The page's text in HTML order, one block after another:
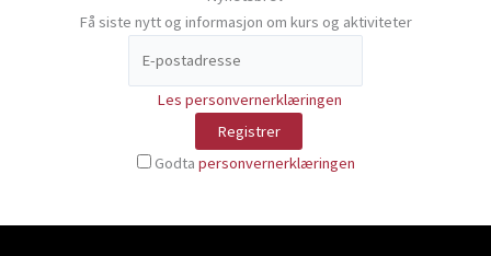
Få siste nytt og informasjon om kurs og aktiviteter
Les personvernerklæringen
Godta personvernerklæringen